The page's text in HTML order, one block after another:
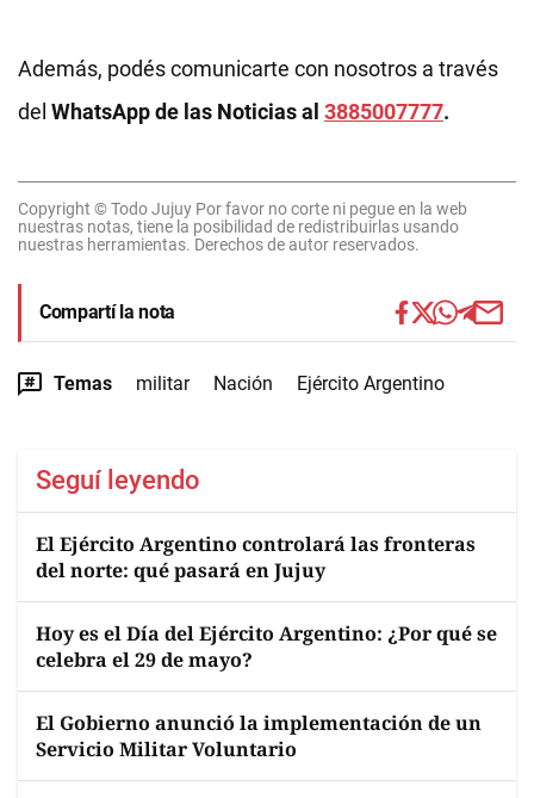
Además, podés comunicarte con nosotros a través
del WhatsApp de las Noticias al 3885007777.
Copyright © Todo Jujuy Por favor no corte ni pegue en la web
nuestras notas, tiene la posibilidad de redistribuirlas usando
nuestras herramientas. Derechos de autor reservados.
Compartí la nota
Temas militar Nación Ejército Argentino
Seguí leyendo
El Ejército Argentino controlará las fronteras
del norte: qué pasará en Jujuy
Hoy es el Día del Ejército Argentino: ¿Por qué se
celebra el 29 de mayo?
El Gobierno anunció la implementación de un
Servicio Militar Voluntario